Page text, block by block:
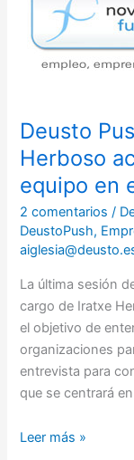
Deusto
Herboso
equipo en
2 comentarios /
DeustoPush,
La última sesión
cargo de Iratxe
el objetivo de
organizaciones
entrevista para
que se centrará
Entrevista
con
acerca
del
y
el
equipo
en
empresas
sociales
Leer más »